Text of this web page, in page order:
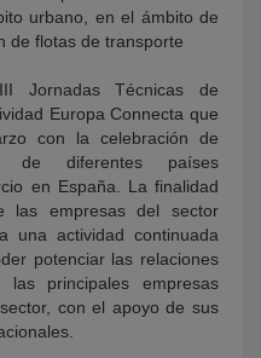
urbano, en el ámbito de
de flotas de transporte
Jornadas Técnicas de
Europa Connecta que
con la celebración de
de diferentes países
en España. La finalidad
las empresas del sector
una actividad continuada
potenciar las relaciones
principales empresas
con el apoyo de sus